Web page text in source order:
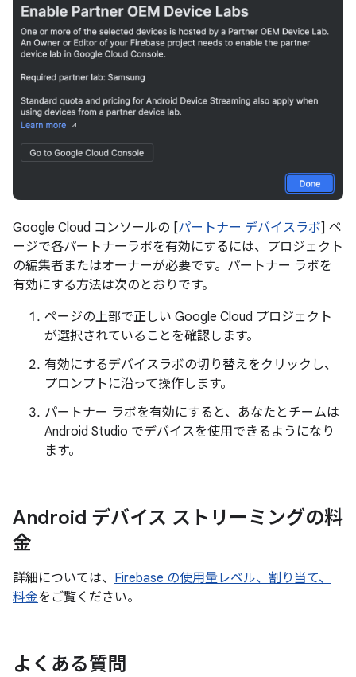
Google Cloud コンソールの [パートナー デバイスラボ] ペ
ージで各パートナーラボを有効にするには、プロジェクト
の編集者またはオーナーが必要です。パートナー ラボを
有効にする方法は次のとおりです。
ページの上部で正しい Google Cloud プロジェクト
が選択されていることを確認します。
有効にするデバイスラボの切り替えをクリックし、
プロンプトに沿って操作します。
パートナー ラボを有効にすると、あなたとチームは
Android Studio でデバイスを使用できるようになり
ます。
Android デバイス ストリーミングの料
金
詳細については、 Firebase の使用量レベル、割り当て、
料金をご覧ください。
よくある質問